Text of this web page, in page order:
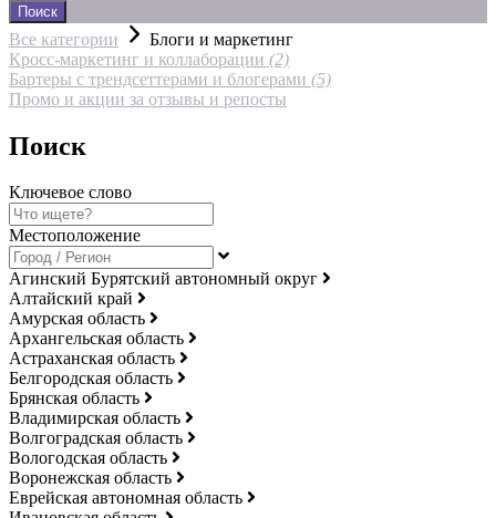
Поиск
Все категории
Блоги и маркетинг
Кросс-маркетинг и коллаборации (2)
Бартеры с трендсеттерами и блогерами (5)
Промо и акции за отзывы и репосты
Поиск
Ключевое слово
Местоположение
Агинский Бурятский автономный округ
Алтайский край
Амурская область
Архангельская область
Астраханская область
Белгородская область
Брянская область
Владимирская область
Волгоградская область
Вологодская область
Воронежская область
Еврейская автономная область